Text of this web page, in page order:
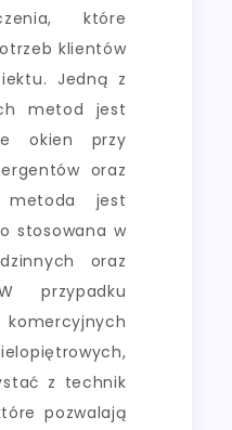
które
klientów
Jedną z
metod jest
okien przy
oraz
metoda jest
stosowana w
oraz
przypadku
z technik
pozwalają